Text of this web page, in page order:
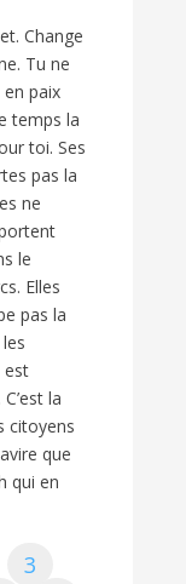
Change
Tu ne
en paix
temps la
toi. Ses
pas la
ne
le
Elles
pas la
est
la
citoyens
que
qui en
3